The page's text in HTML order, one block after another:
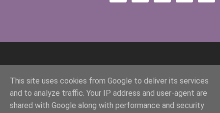
This site uses cookies from Google to deliver its services
and to analyze traffic. Your IP address and user-agent are
shared with Google along with performance and security